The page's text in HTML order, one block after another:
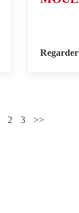
2 3 >>